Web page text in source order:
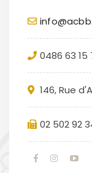
0486 63 15
146, Rue
02 502 92